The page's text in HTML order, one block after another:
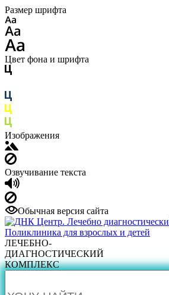
Размер шрифта
Цвет фона и шрифта
Изображения
Озвучивание текста
Обычная версия сайта
ЛЕЧЕБНО-
ДИАГНОСТИЧЕСКИЙ
КОМПЛЕКС